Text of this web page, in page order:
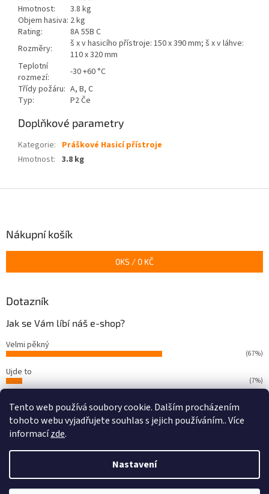
Tento web používá soubory cookie. Dalším procházením
tohoto webu vyjadřujete souhlas s jejich používáním.. Více
informacízde.
Nastavení
Hmotnost:
3.8 kg
Objem hasiva: 2 kg
Rating:
8A 55B C
Rozměry:
š x v hasicího přístroje: 150 x 390 mm; š x v láhve:
110 x 320 mm
Teplotní
rozmezí:
-30 +60 °C
Třídy požáru: A, B, C
Typ:
P2 Če
Doplňkové parametry
Kategorie: Práškové Hasicí přístroje
Hmotnost: 3.8 kg
Nákupní košík
0KS / 0 KČ
Dotazník
Jak se Vám líbí náš e-shop?
Velmi pěkný
(67%)
Ujde to
(7%)
Počet hlasů:66
Vytvořil Shoptet